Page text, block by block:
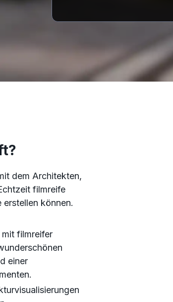
dem Architekten,
filmreife
können.
filmreifer
einer